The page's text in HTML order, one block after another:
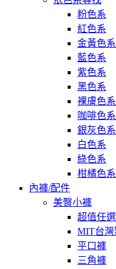
粉色系
紅色系
金黃色系
藍色系
紫色系
黑色系
裸膚色系
咖啡色系
銀灰色系
白色系
綠色系
柑橘色系
內褲/配件
美臀小褲
超值任選
MIT台灣
平口褲
三角褲